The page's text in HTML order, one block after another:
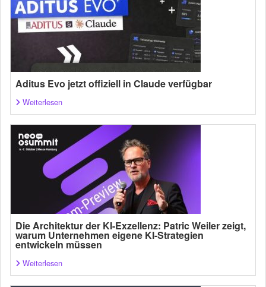
Aditus Evo jetzt offiziell in Claude verfügbar
Weiterlesen
Die Architektur der KI-Exzellenz: Patric Weiler zeigt,
warum Unternehmen eigene KI-Strategien
entwickeln müssen
Weiterlesen